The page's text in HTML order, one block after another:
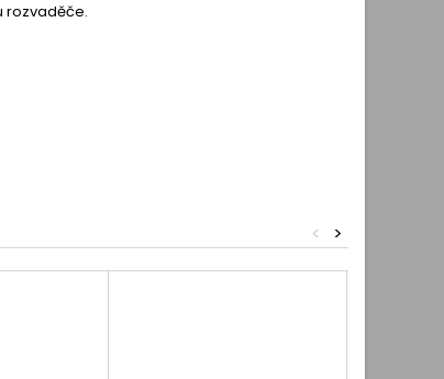
rozvaděče.
>
<